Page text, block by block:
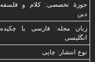
حوزۀ تخصصی: کلام و فلسفه
دین
زبان مجله: فارسی با چكیده
انگلیسی
نوع انتشار: چاپی